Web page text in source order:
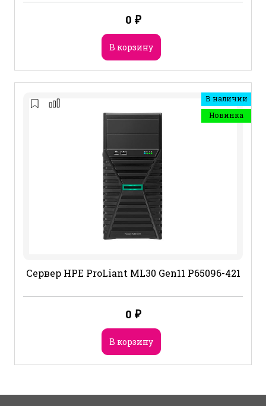
0 ₽
В корзину
В наличии
Новинка
Сервер HPE ProLiant ML30 Gen11 P65096-421
0 ₽
В корзину